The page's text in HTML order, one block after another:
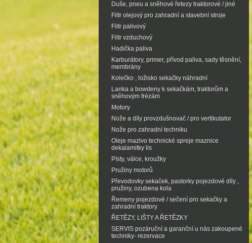
Duše, pneu a sněhové řetezy traktorové / jiné
Filtr olejový pro zahradní a stavební stroje
Filtr palivový
Filtr vzduchový
Hadička paliva
Karburátory, primer, přívod paliva, sady těsnění,
membrány
Kolečko , ložisko sekačky náhradní
Lanka a bowdeny k sekačkám, traktorům a
sněhovým frézám
Motory
Nože a díly provzdušnovač / pro vertikutator
Nože pro zahradní techniku
Oleje mazivo technické spreje maznice
dekalamitky lis
Písty, válce, kroužky
Pružiny motorů
Převodovky sekaček, pastorky pojezdové díly ,
pružiny, ozubena kola
Řemeny pojezdové / sečení pro sekačky a
zahradní traktory
ŘETĚZY, LIŠTY A ŘETĚZKY
SERVIS pozáruční a garanční u nás zakoupené
techniky- rezervace